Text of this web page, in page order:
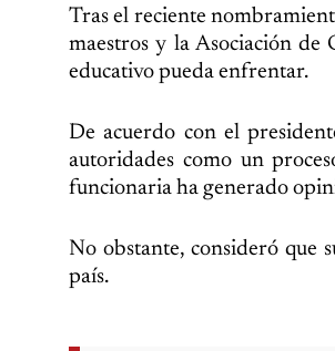
Tras el reciente
maestros y la Asociación de
educativo pueda enfrentar.
De acuerdo con el
autoridades como un
funcionaria ha generado
No obstante, consideró que
país.